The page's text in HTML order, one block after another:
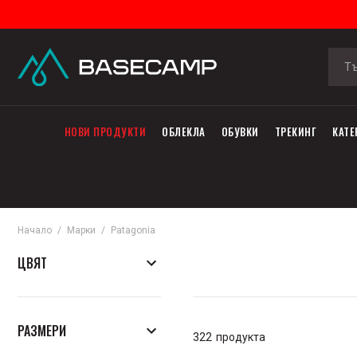
НОВИ ПРОДУКТИ ОБЛЕКЛА ОБУВКИ ТРЕКИНГ
Начало Марки Patagonia
ЦВЯТ
РАЗМЕРИ 322 продукта